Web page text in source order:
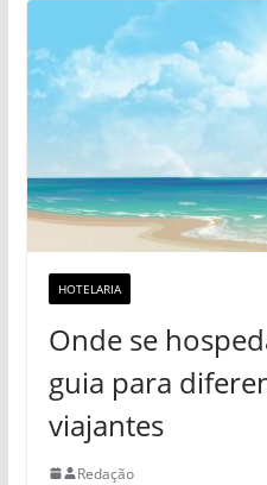
HOTELARIA
Onde se
guia para
viajantes
Redação